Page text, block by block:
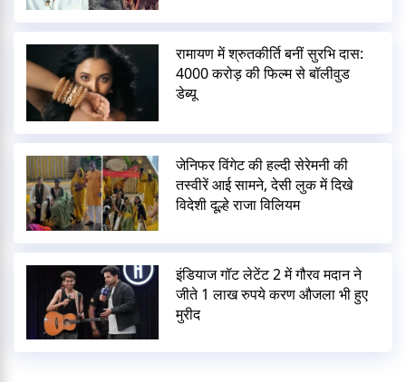
रामायण में श्रुतकीर्ति बनीं सुरभि दास:
4000 करोड़ की फिल्म से बॉलीवुड
डेब्यू
जेनिफर विंगेट की हल्दी सेरेमनी की
तस्वीरें आई सामने, देसी लुक में दिखे
विदेशी दूल्हे राजा विलियम
इंडियाज गॉट लेटेंट 2 में गौरव मदान ने
जीते 1 लाख रुपये करण औजला भी हुए
मुरीद